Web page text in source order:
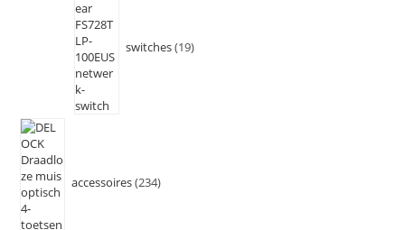
switches 19
accessoires 234